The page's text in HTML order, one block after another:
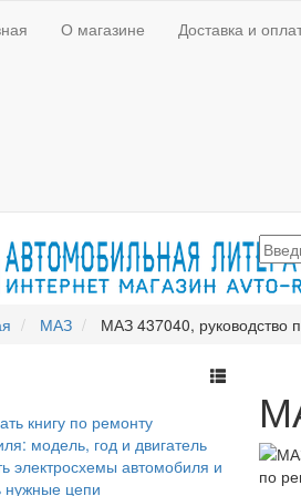
О магазине Доставка и
МАЗ МАЗ 437040, руководство
книгу по ремонту
модель, год и двигатель
электросхемы автомобиля и
нужные цепи